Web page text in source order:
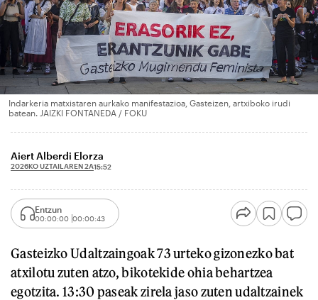
Indarkeria matxistaren aurkako manifestazioa, Gasteizen, artxiboko irudi
batean. JAIZKI FONTANEDA / FOKU
Aiert Alberdi Elorza
2026KO UZTAILAREN 2A15:52
Entzun
00:00:00 00:00:43
Gasteizko Udaltzaingoak 73 urteko gizonezko bat
atxilotu zuten atzo, bikotekide ohia behartzea
egotzita. 13:30 paseak zirela jaso zuten udaltzainek